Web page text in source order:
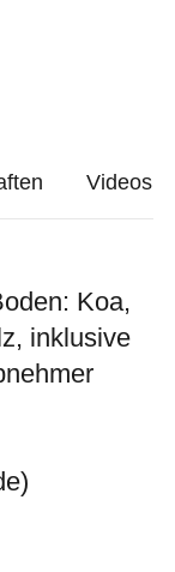
Videos
Koa,
inklusive